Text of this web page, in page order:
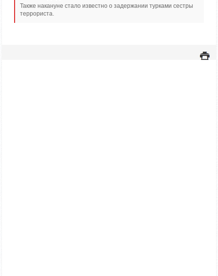
Также накануне стало известно о задержании турками сестры
террориста.